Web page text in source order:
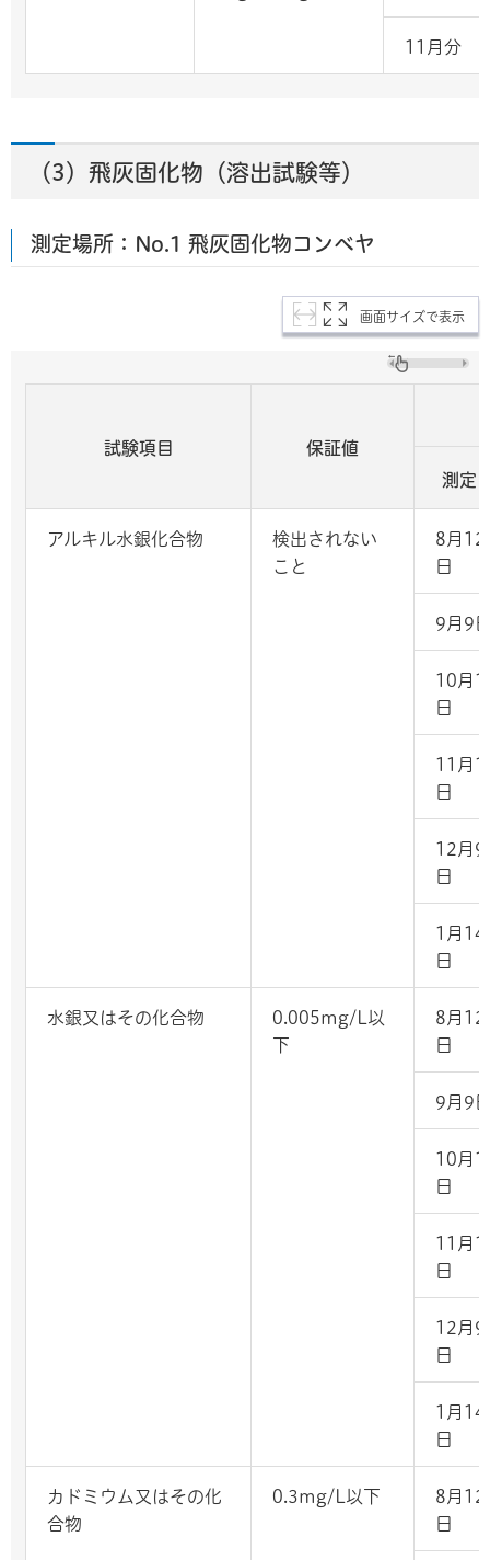
11月分
（3）飛灰固化物（溶出試験等）
測定場所：No.1 飛灰固化物コンベヤ
画面サイズで表示
試験項目
保証値
測定
アルキル水銀化合物
検出されない
こと
8月12
日
9月9
10月
日
11月
日
12月9
日
1月14
日
水銀又はその化合物
0.005mg/L以
下
8月12
日
9月9
10月
日
11月
日
12月9
日
1月14
日
カドミウム又はその化
合物
0.3mg/L以下
8月12
日